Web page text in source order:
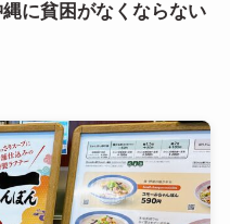
に貧困がなくならない